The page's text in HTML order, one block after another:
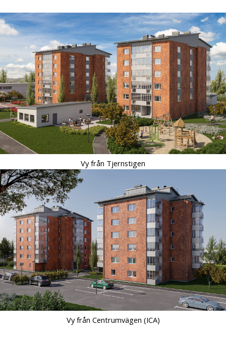
Vy från Tjernstigen
Vy från Centrumvägen (ICA)